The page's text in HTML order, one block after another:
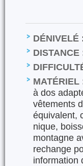
DÉNIVELÉ
DISTANCE
MATÉRIEL
à dos
vêtements
équivalent,
nique,
montagne
rechange
information